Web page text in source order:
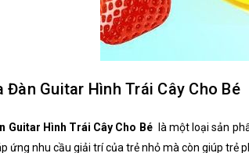
Đàn Guitar Hình Trái Cây Cho Bé
Guitar Hình Trái Cây Cho Bé
là một loại sản
ứng nhu cầu giải trí của trẻ nhỏ mà còn giúp trẻ